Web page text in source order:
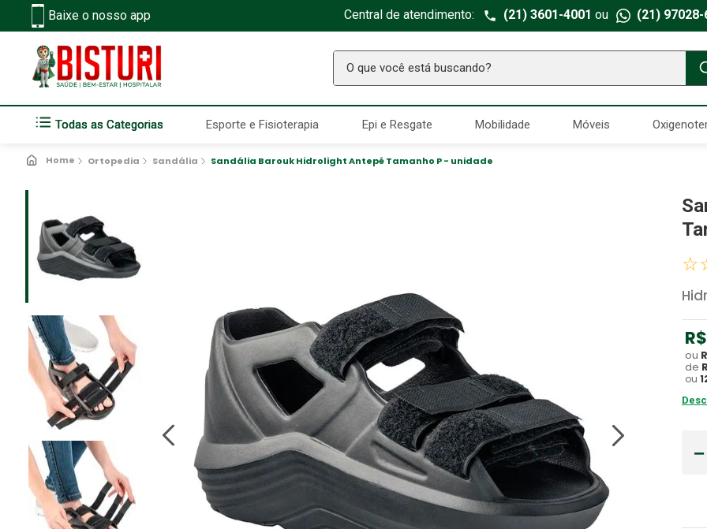
Baixe o nosso app Central de atendimento: (21) 3601-4001 ou (21) 97028-
O que você está buscando?
Todas as Categorias Esporte e Fisioterapia Epi e Resgate Mobilidade Móveis
Ortopedia Sandália Sandália Barouk Hidrolight Antepé Tamanho P - unidade
☆
R$
ou
de
ou
－
TERMOS MAIS BUSCADOS
Seringa Insulina
2º Fralda Geriatrica
Absorvente Geriatrico
8º Gaze Esteril
9º Cadeira Banho
10º Gaze